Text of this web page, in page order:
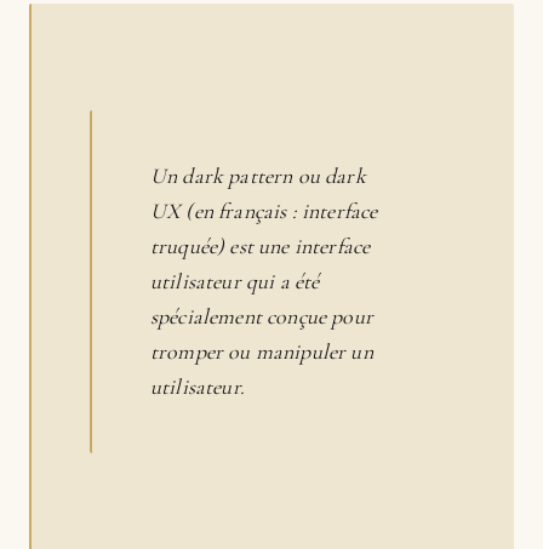
Un dark pattern ou dark
UX (en français : interface
truquée) est une interface
utilisateur qui a été
spécialement conçue pour
tromper ou manipuler un
utilisateur.